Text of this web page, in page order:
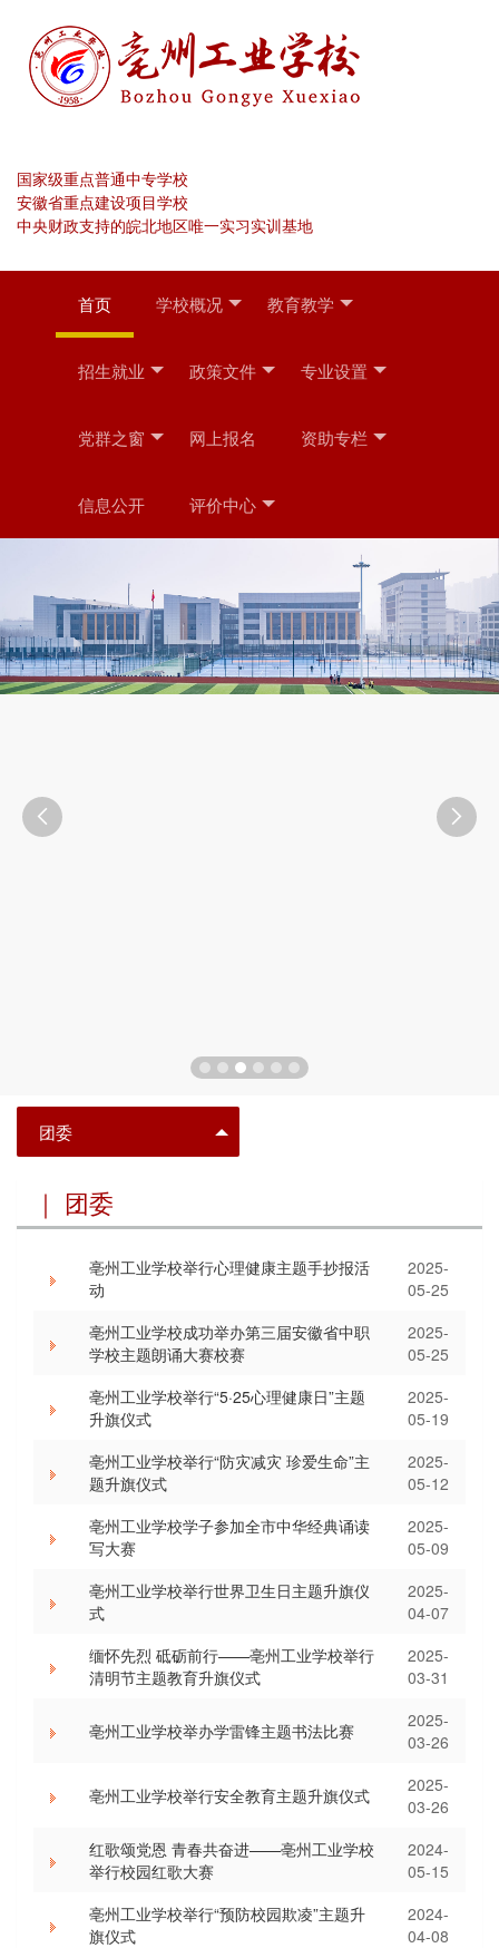
国家级重点普通中专学校
安徽省重点建设项目学校
中央财政支持的皖北地区唯一实习实训基地
首页 学校概况 教育教学
招生就业 政策文件 专业设置
党群之窗 网上报名 资助专栏
信息公开 评价中心
 
团委
｜ 团委
亳州工业学校举行心理健康主题手抄报活
动
2025-
05-25
亳州工业学校成功举办第三届安徽省中职
学校主题朗诵大赛校赛
2025-
05-25
亳州工业学校举行“5·25心理健康日”主题
升旗仪式
2025-
05-19
亳州工业学校举行“防灾减灾 珍爱生命”主
题升旗仪式
2025-
05-12
亳州工业学校学子参加全市中华经典诵读
写大赛
2025-
05-09
亳州工业学校举行世界卫生日主题升旗仪
式
2025-
04-07
缅怀先烈 砥砺前行——亳州工业学校举行
清明节主题教育升旗仪式
2025-
03-31
亳州工业学校举办学雷锋主题书法比赛
2025-
03-26
亳州工业学校举行安全教育主题升旗仪式
2025-
03-26
红歌颂党恩 青春共奋进——亳州工业学校
举行校园红歌大赛
2024-
05-15
亳州工业学校举行“预防校园欺凌”主题升
旗仪式
2024-
04-08